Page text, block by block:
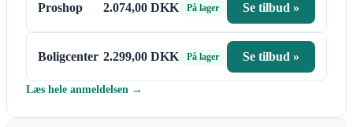
Proshop 2.074,00 DKK På lager Se tilbud »
Boligcenter 2.299,00 DKK På lager Se tilbud »
Læs hele anmeldelsen →